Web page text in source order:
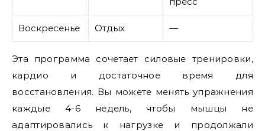
Воскресенье Отдых —
Эта программа сочетает силовые тренировки,
кардио и достаточное время для
восстановления. Вы можете менять упражнения
каждые 4-6 недель, чтобы мышцы не
адаптировались к нагрузке и продолжали